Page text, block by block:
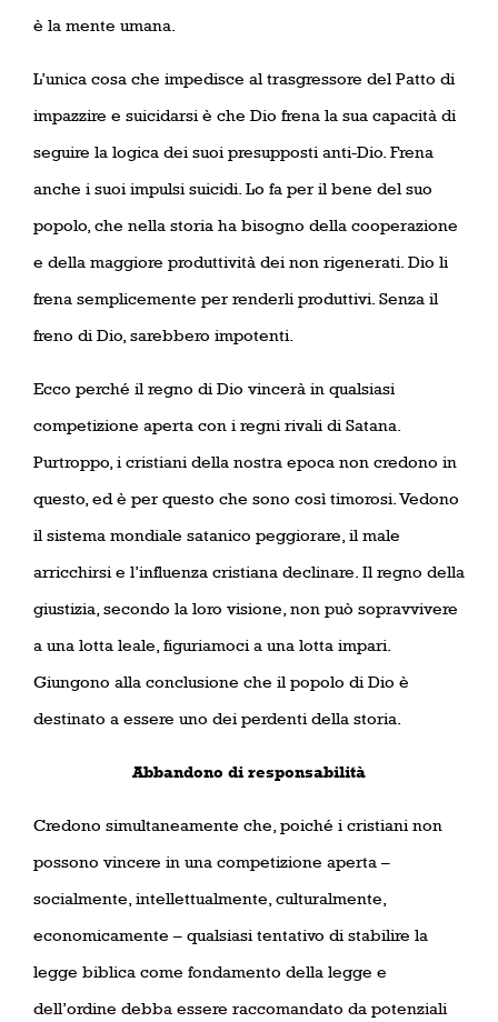
è la mente umana.
L’unica cosa che impedisce al trasgressore del Patto di
impazzire e suicidarsi è che Dio frena la sua capacità di
seguire la logica dei suoi presupposti anti-Dio. Frena
anche i suoi impulsi suicidi. Lo fa per il bene del suo
popolo, che nella storia ha bisogno della cooperazione
e della maggiore produttività dei non rigenerati. Dio li
frena semplicemente per renderli produttivi. Senza il
freno di Dio, sarebbero impotenti.
Ecco perché il regno di Dio vincerà in qualsiasi
competizione aperta con i regni rivali di Satana.
Purtroppo, i cristiani della nostra epoca non credono in
questo, ed è per questo che sono così timorosi. Vedono
il sistema mondiale satanico peggiorare, il male
arricchirsi e l’influenza cristiana declinare. Il regno della
giustizia, secondo la loro visione, non può sopravvivere
a una lotta leale, figuriamoci a una lotta impari.
Giungono alla conclusione che il popolo di Dio è
destinato a essere uno dei perdenti della storia.
Abbandono di responsabilità
Credono simultaneamente che, poiché i cristiani non
possono vincere in una competizione aperta –
socialmente, intellettualmente, culturalmente,
economicamente – qualsiasi tentativo di stabilire la
legge biblica come fondamento della legge e
dell’ordine debba essere raccomandato da potenziali